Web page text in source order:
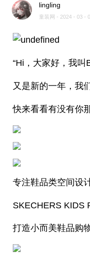
lingling
童装网 - 2024 - 03 -
“Hi，大家好，我叫
又是新的一年，我
快来看看有没有你
专注鞋品类空间设
SKECHERS KIDS
打造小而美鞋品购